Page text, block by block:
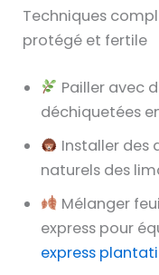
Techniques
protégé et fertile
Pailler avec
déchiquetées
Installer des
naturels des
Mélanger
express pour
express